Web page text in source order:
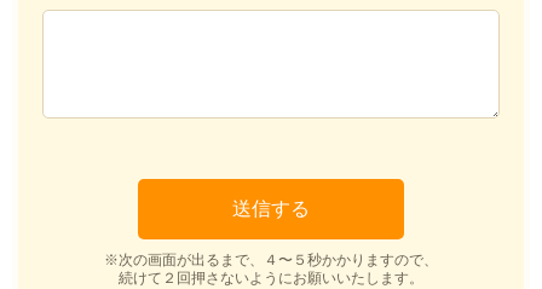
※次の画面が出るまで、４〜５秒かかりますので、
続けて２回押さないようにお願いいたします。